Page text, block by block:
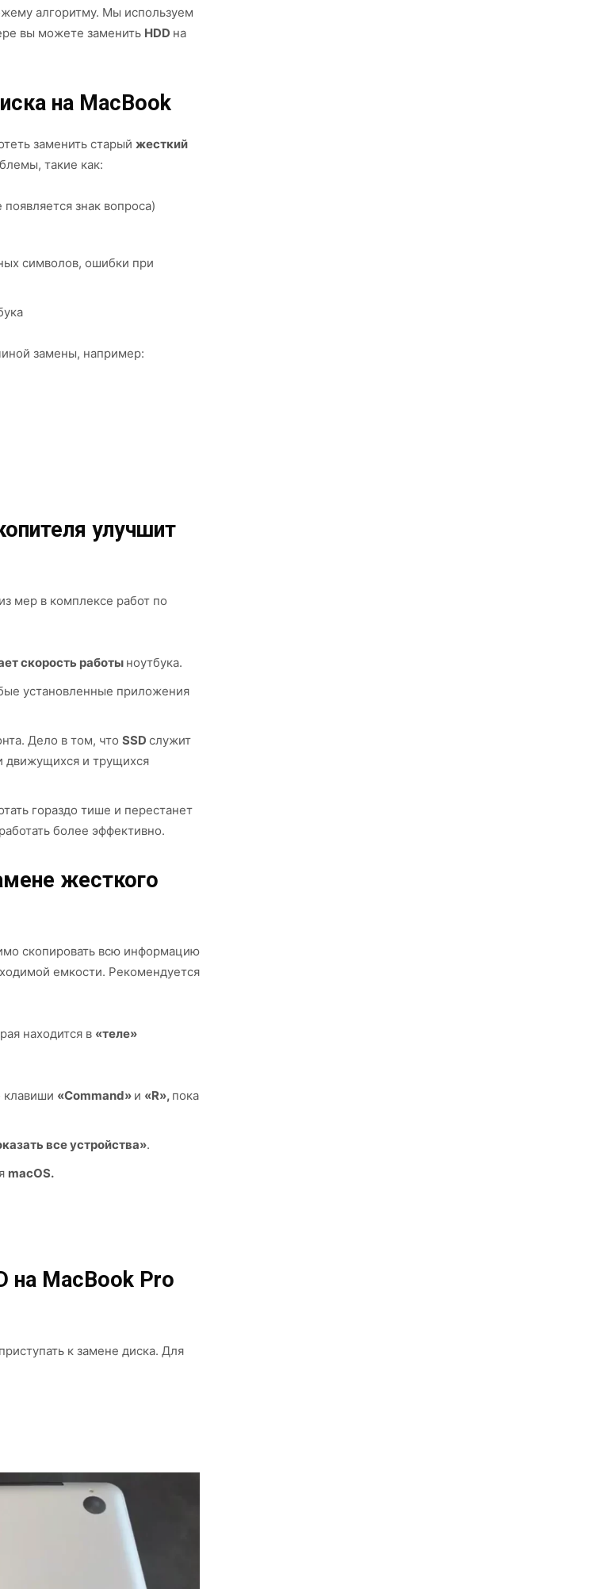
алгоритму. Мы используем
вы можете заменить HDD на
на MacBook
заменить старый жесткий
такие как:
появляется знак вопроса)
символов, ошибки при
замены, например:
улучшит
мер в комплексе работ по
скорость работы ноутбука.
установленные приложения
Дело в том, что SSD служит
движущихся и трущихся
гораздо тише и перестанет
работать более эффективно.
жесткого
скопировать всю информацию
емкости. Рекомендуется
находится в «теле»
клавиши «Command» и «R», пока
все устройства».
macOS.
на MacBook Pro
к замене диска. Для